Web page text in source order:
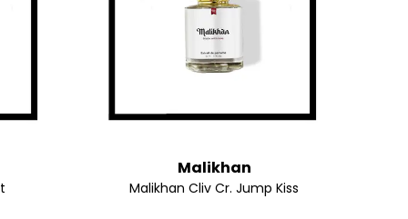
Malikhan
Malikhan Cliv Cr. Jump Kiss